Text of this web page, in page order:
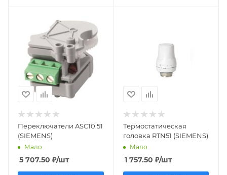
Заказной номер
S55845-Z103
Вес, кг
0.033
Страна
производства
Швейцария
Переключатели ASC10.51
(SIEMENS)
Мало
5 707.50 ₽/шт
Дания
Термостатическая
головка RTN51 (SIEMENS)
Мало
1 757.50 ₽/шт